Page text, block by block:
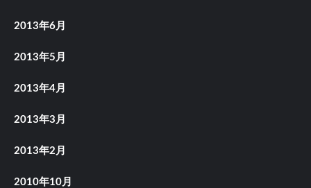
2013年6月
2013年5月
2013年4月
2013年3月
2013年2月
2010年10月